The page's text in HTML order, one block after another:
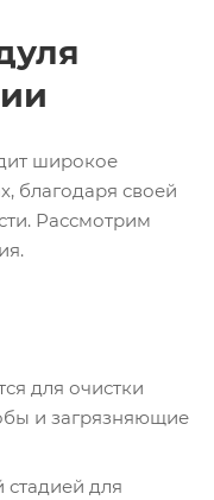
широкое
благодаря своей
Рассмотрим
для очистки
и загрязняющие
стадией для